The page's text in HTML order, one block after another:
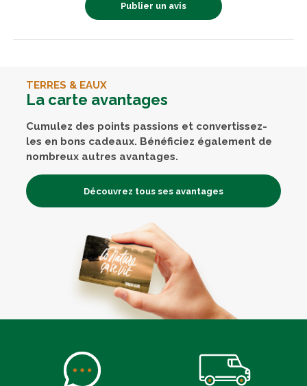
Publier un avis
TERRES & EAUX
La carte avantages
Cumulez des points passions et convertissez-
les en bons cadeaux. Bénéficiez également de
nombreux autres avantages.
Découvrez tous ses avantages